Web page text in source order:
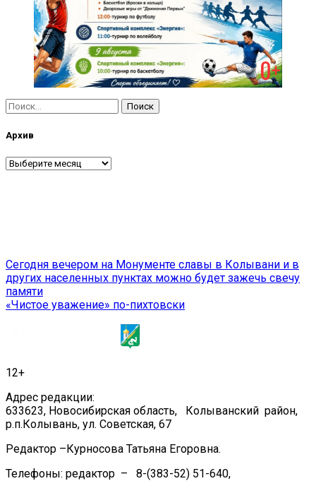
Найти:
Архив
Архив
Навигация
по
записям
Сегодня вечером на Монументе славы в Колывани и в
других населенных пунктах можно будет зажечь свечу
памяти
«Чистое уважение» по-пихтовски
12+
Адрес редакции:
633623, Новосибирская область, Колыванский район,
р.п.Колывань, ул. Советская, 67
Редактор –Курносова Татьяна Егоровна.
Телефоны: редактор – 8-(383-52) 51-640,